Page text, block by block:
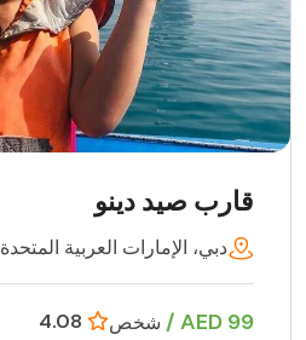
قارب صيد دينو
دبي، الإمارات العربية المتحدة
99 AED / شخص